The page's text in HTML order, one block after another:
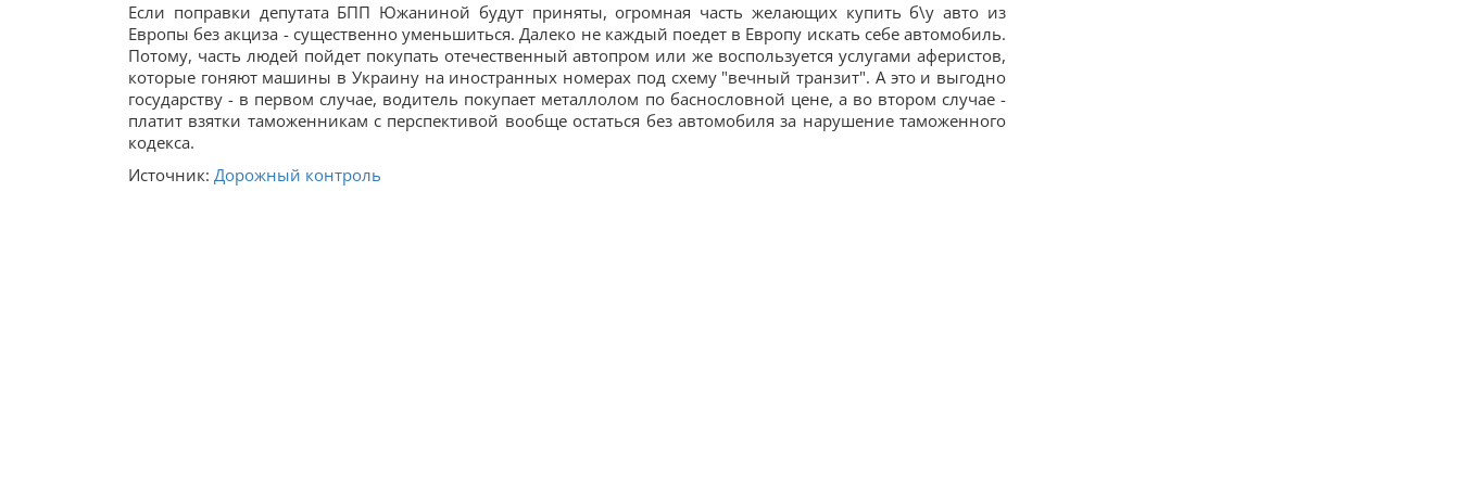
Если поправки депутата БПП Южаниной будут приняты, огромная часть желающих купить б\у авто из
Европы без акциза - существенно уменьшиться. Далеко не каждый поедет в Европу искать себе автомобиль.
Потому, часть людей пойдет покупать отечественный автопром или же воспользуется услугами аферистов,
которые гоняют машины в Украину на иностранных номерах под схему "вечный транзит". А это и выгодно
государству - в первом случае, водитель покупает металлолом по баснословной цене, а во втором случае -
платит взятки таможенникам с перспективой вообще остаться без автомобиля за нарушение таможенного
кодекса.
Источник: Дорожный контроль